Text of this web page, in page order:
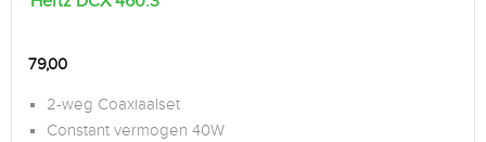
79,00
2-weg Coaxiaalset
Constant vermogen 40W